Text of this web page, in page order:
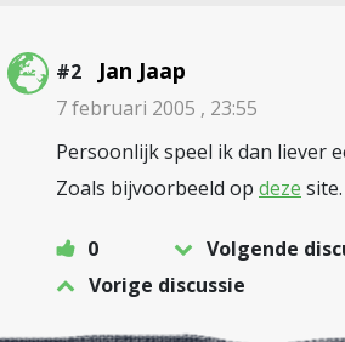
#2 Jan Jaap
7 februari 2005 , 23:55
Persoonlijk speel ik dan liever
Zoals bijvoorbeeld op deze site.
0
Volgende
Vorige discussie